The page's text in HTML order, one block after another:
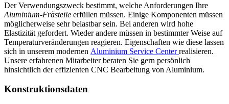
Der Verwendungszweck bestimmt, welche Anforderungen Ihre
Aluminium-Frästeile erfüllen müssen. Einige Komponenten müssen
möglicherweise sehr belastbar sein. Bei anderen wird hohe
Elastizität gefordert. Wieder andere müssen in bestimmter Weise auf
Temperaturveränderungen reagieren. Eigenschaften wie diese lassen
sich in unserem modernen Aluminium Service Centerrealisieren.
Unsere erfahrenen Mitarbeiter beraten Sie gern persönlich
hinsichtlich der effizienten CNC Bearbeitung von Aluminium.
Konstruktionsdaten